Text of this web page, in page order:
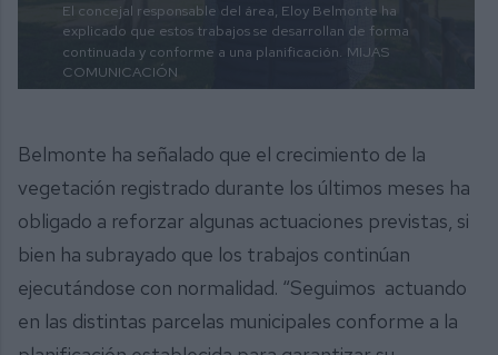
El concejal responsable del área, Eloy Belmonte ha
explicado que estos trabajos se desarrollan de forma
continuada y conforme a una planificación. MIJAS
COMUNICACIÓN
Belmonte ha señalado que el crecimiento de la
vegetación registrado durante los últimos meses ha
obligado a reforzar algunas actuaciones previstas, si
bien ha subrayado que los trabajos continúan
ejecutándose con normalidad. “Seguimos actuando
en las distintas parcelas municipales conforme a la